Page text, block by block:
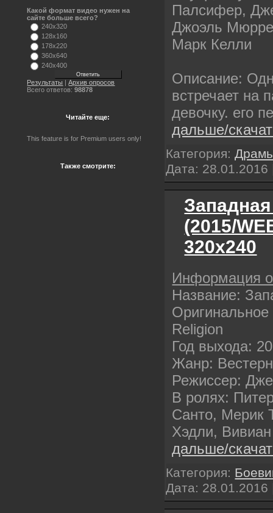
Какой формат видео нужен на
сайте больше всего?
240x320
128x160
178x220
360x640
240x400
Результаты |Архив опросов
Всего ответов:98878
Читайте еще:
This feature is for Premium users only!
Также смотрите:
Палсифер,
Джоэль
Марк Келли
Описание:
встречает на
девочку. его
дальше/
Категория:
Дата: 28.01.2016
(2015/
320х240
Информация
Название:
Religion
Год выхода:
Жанр: Вестерн
Режиссер:
В ролях:
Санто, Мерик
Хэдли,
дальше/
Категория:
Дата: 28.01.2016